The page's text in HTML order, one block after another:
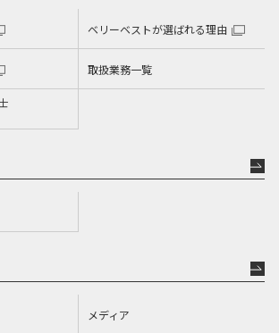
ベリーベストが選ばれる理由
取扱業務一覧
メディア